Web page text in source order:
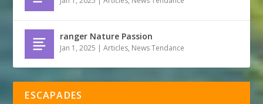
ranger Nature Passion
Jan 1, 2025 |Articles, News Tendance
ESCAPADES